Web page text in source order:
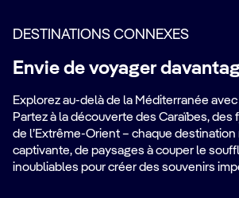
DESTINATIONS CONNEXES
Envie de voyager
Explorez au-delà de la Méditerranée
Partez à la découverte des Caraïbes, des
de l’Extrême-Orient – chaque
captivante, de paysages à couper le
inoubliables pour créer des souvenirs